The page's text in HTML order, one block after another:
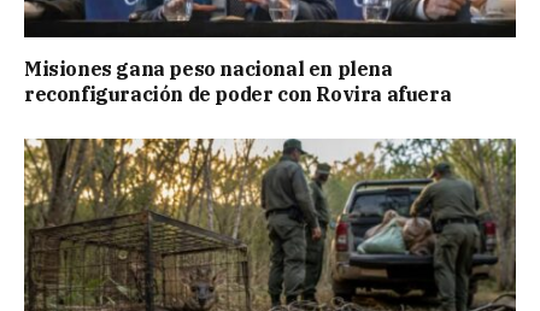
Misiones gana peso nacional en plena
reconfiguración de poder con Rovira afuera